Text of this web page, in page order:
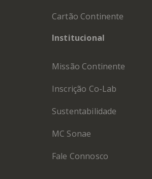
Cartão Continente
Institucional
Missão Continente
Inscrição Co-Lab
Sustentabilidade
MC Sonae
Fale Connosco